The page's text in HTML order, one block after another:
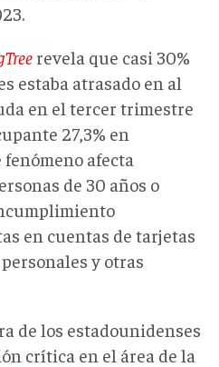
revela que casi 30%
estaba atrasado en al
en el tercer trimestre
27,3% en
afecta
de 30 años o
en cuentas de tarjetas
y otras
de los estadounidenses
crítica en el área de la